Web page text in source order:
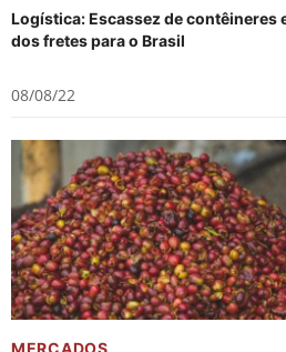
Logística: Escassez de contêineres
dos fretes para o Brasil
08/08/22
MERCADOS